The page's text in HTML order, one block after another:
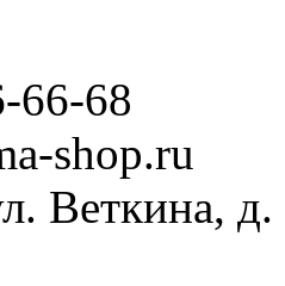
66-68
shop.ru
Веткина, д.